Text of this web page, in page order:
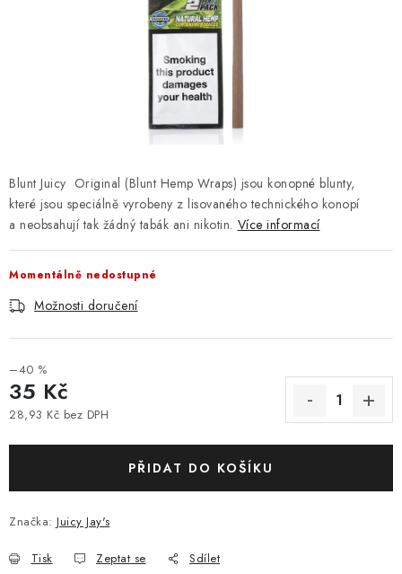
Hodnocení obchodu
Blunt Juicy Original (Blunt Hemp Wraps) jsou konopné blunty,
které jsou speciálně vyrobeny z lisovaného technického konopí
a neobsahují tak žádný tabák ani nikotin. Více informací
Momentálně nedostupné
Možnosti doručení
–40 %
35 Kč
28,93 Kč bez DPH
PŘIDAT DO KOŠÍKU
Značka: Juicy Jay's
Tisk Zeptat se Sdílet